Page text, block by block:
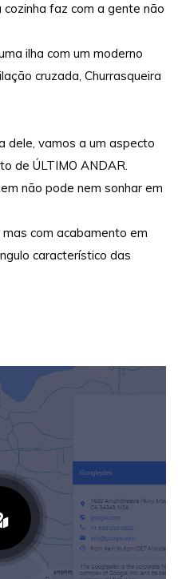
faz com a gente não
ilha com um moderno
cruzada, Churrasqueira
dele, vamos a um aspecto
de ÚLTIMO ANDAR.
não pode nem sonhar em
com acabamento em
característico das